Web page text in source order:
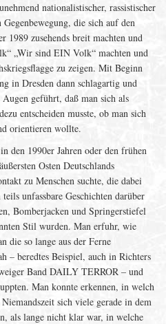
nationalistischer, rassistischer
die sich auf den
1989 zusehends breit machten und
„Wir sind EIN Volk“ machten und
zu zeigen. Mit Beginn
in Dresden dann schlagartig und
geführt, daß man sich als
entscheiden musste, ob man sich
orientieren wollte.
den 1990er Jahren oder den frühen
Osten Deutschlands
zu Menschen suchte, die dabei
unfassbare Geschichten darüber
Bomberjacken und Springerstiefel
Stil wurden. Man erfuhr, wie
die so lange aus der Ferne
– beredtes Beispiel, auch in Richters
Band DAILY TERROR – und
Man konnte erkennen, in welch
sich viele gerade in dem
als lange nicht klar war, in welche